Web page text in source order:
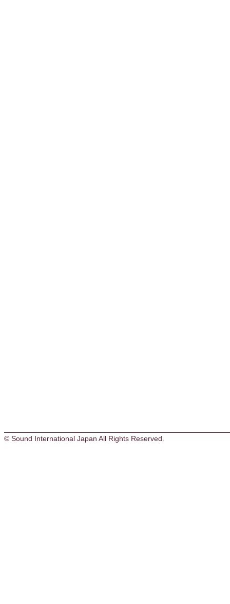
© Sound International Japan All Rights Reserved.